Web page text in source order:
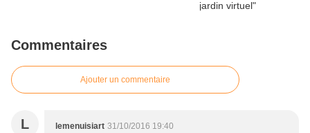
Commentaires
Ajouter un commentaire
L lemenuisiart 31/10/2016 19:40